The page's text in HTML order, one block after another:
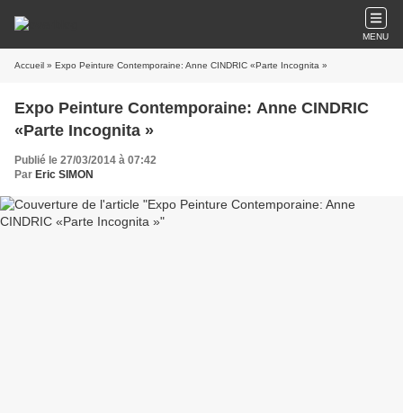
MENU
Accueil » Expo Peinture Contemporaine: Anne CINDRIC «Parte Incognita »
Expo Peinture Contemporaine: Anne CINDRIC
«Parte Incognita »
Publié le 27/03/2014 à 07:42
Par Eric SIMON